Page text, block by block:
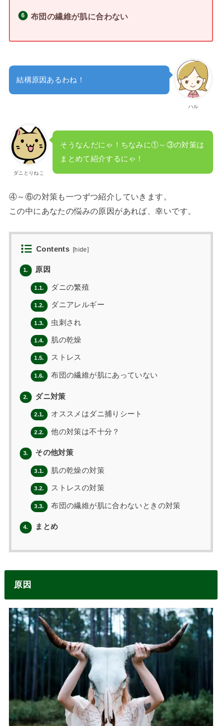
布団の繊維が肌に合わない
ハル
結構原因あるわね！
ダニとりねこ
そうなんだにゃ！ちなみに①～③の対策は
まとめて紹介するにゃ！
④～⑥の対策も一つずつ紹介していきます。
この中にあなたの悩みの原因があれば、幸いです。
Contents [hide]
1. 原因
1.1. ダニの繁殖
1.2. ダニアレルギー
1.3. 虫刺され
1.4. 肌の乾燥
1.5. ストレス
1.6. 布団の繊維が肌にあっていない
2. ダニ対策
2.1. オススメはダニ捕りシート
2.2. 他の対策は不十分？
3. その他対策
3.1. 肌の乾燥の対策
3.2. ストレスの対策
3.3. 布団の繊維が肌に合わないときの対策
4. まとめ
原因